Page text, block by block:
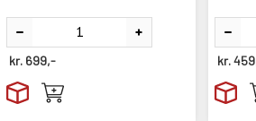
kr. 699,- kr.